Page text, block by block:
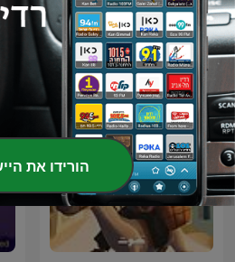
The Archers Omnibus
הורידו את